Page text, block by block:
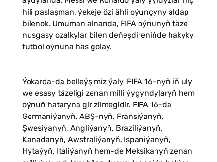
hili paslaşman, ýekeje özi ähli oýunçyny aldap
bilenok. Umuman alnanda, FIFA oýnunyň täze
nusgasy ozalkylar bilen deňeşdireniňde hakyky
futbol oýnuna has golaý.
Ýokarda-da belleýşimiz ýaly, FIFA 16-nyň iň uly
we esasy täzeligi zenan milli ýygyndylaryň hem
oýnuň hataryna girizilmegidir. FIFA 16-da
Germaniýanyň, ABŞ-nyň, Fransiýanyň,
Şwesiýanyň, Angliýanyň, Braziliýanyň,
Kanadanyň, Awstraliýanyň, Ispaniýanyň,
Hytaýyň, Italiýanyň hem-de Meksikanyň zenan